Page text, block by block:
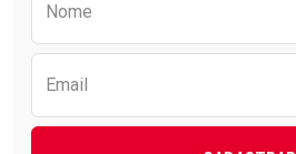
Comprar sem Desconto
Por R$ 18,99/cada
Comprar sem Desconto
Por R$ 18,99/cada
Nome
Email